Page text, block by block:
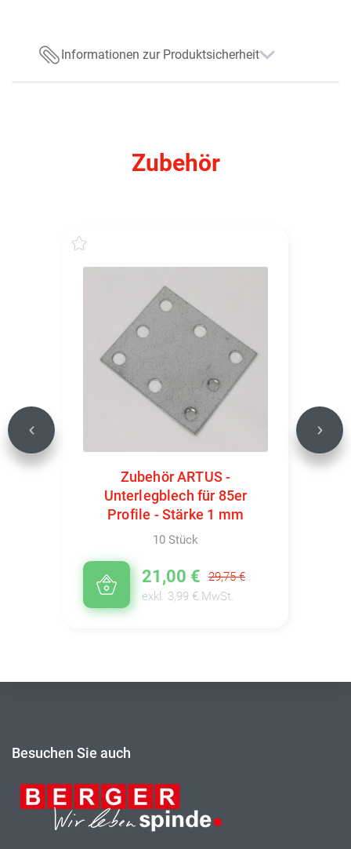
Informationen zur Produktsicherheit
Zubehör
Zubehör ARTUS -
Unterlegblech für 85er
Profile - Stärke 1 mm
10 Stück
21,00 €
29,75 €
exkl. 3,99 € MwSt.
Previous Next
Besuchen Sie auch